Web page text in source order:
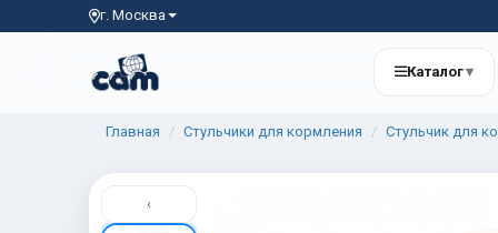
г. Москва
Каталог▾
Главная Стульчики для кормления Стульчик для
‹